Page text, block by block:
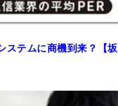
ステムに商機到来？【坂